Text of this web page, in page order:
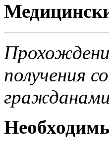
получения